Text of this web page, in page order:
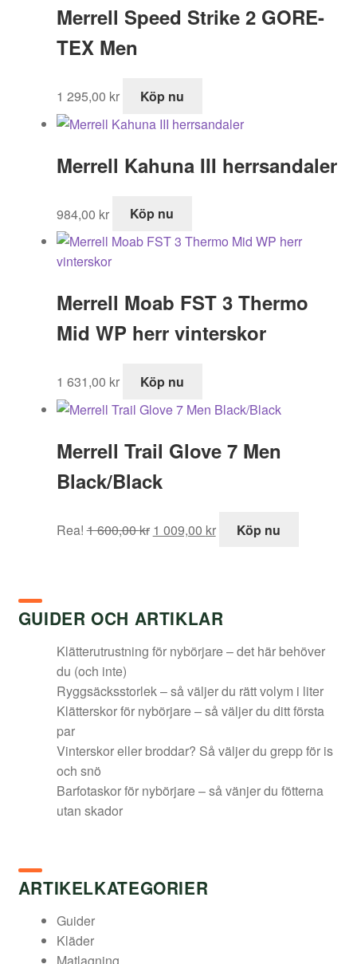
1
1
Merrell Speed Strike 2 GORE-
TEX Men
1 295,00 kr Köp nu
Merrell Kahuna III herrsandaler
984,00 kr Köp nu
Merrell Moab FST 3 Thermo
Mid WP herr vinterskor
1 631,00 kr Köp nu
Merrell Trail Glove 7 Men
Black/Black
Rea! 1 600,00kr
ursprungliga
600,00 kr.
1 009,00 kr
nuvarande
009,00 kr.
Köp nu
GUIDER OCH ARTIKLAR
Klätterutrustning för nybörjare – det här behöver
du (och inte)
Ryggsäcksstorlek – så väljer du rätt volym i liter
Klätterskor för nybörjare – så väljer du ditt första
par
Vinterskor eller broddar? Så väljer du grepp för is
och snö
Barfotaskor för nybörjare – så vänjer du fötterna
utan skador
ARTIKELKATEGORIER
Guider
Kläder